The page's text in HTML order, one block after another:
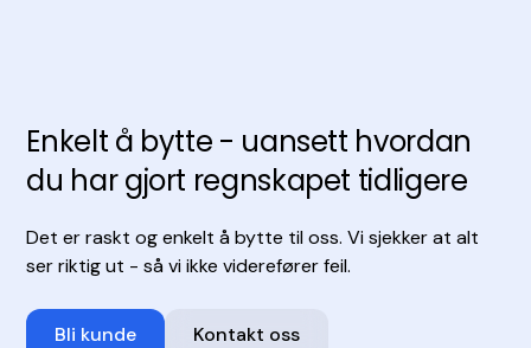
Enkelt å bytte - uansett hvordan
du har gjort regnskapet tidligere
Det er raskt og enkelt å bytte til oss. Vi sjekker at alt
ser riktig ut - så vi ikke viderefører feil.
Bli kunde Kontakt oss